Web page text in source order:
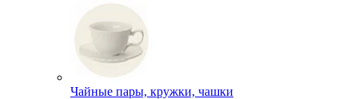
Чайные пары, кружки, чашки